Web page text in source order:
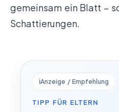
gemeinsam ein Blatt –
Schattierungen.
ℹ️Anzeige / Empfehlung
TIPP FÜR ELTERN